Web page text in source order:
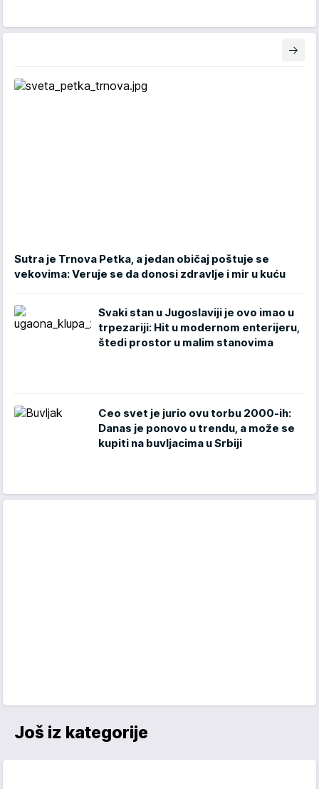
Sutra je Trnova Petka, a jedan običaj poštuje se
vekovima: Veruje se da donosi zdravlje i mir u kuću
Svaki stan u Jugoslaviji je ovo imao u
trpezariji: Hit u modernom enterijeru,
štedi prostor u malim stanovima
Ceo svet je jurio ovu torbu 2000-ih:
Danas je ponovo u trendu, a može se
kupiti na buvljacima u Srbiji
Još iz kategorije